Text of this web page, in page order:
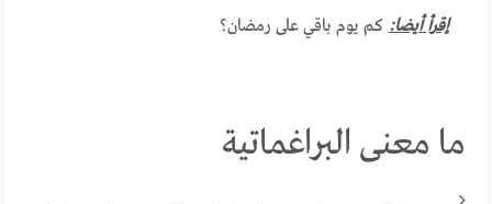
إقرأ أيضا: كم يوم باقي على رمضان؟
ما معنى البراغماتية